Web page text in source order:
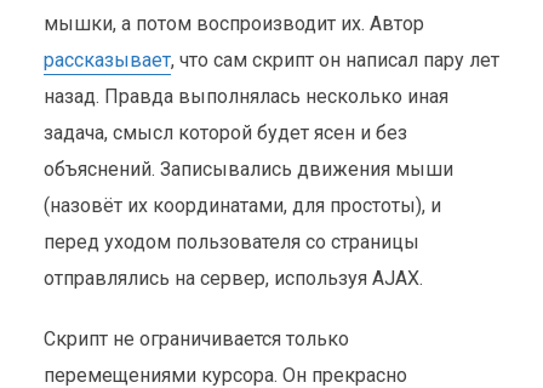
мышки, а потом воспроизводит их. Автор
рассказывает, что сам скрипт он написал пару лет
назад. Правда выполнялась несколько иная
задача, смысл которой будет ясен и без
объяснений. Записывались движения мыши
(назовёт их координатами, для простоты), и
перед уходом пользователя со страницы
отправлялись на сервер, используя AJAX.
Скрипт не ограничивается только
перемещениями курсора. Он прекрасно